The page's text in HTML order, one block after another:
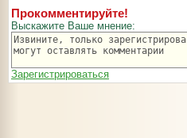
Прокомментируйте!
Выскажите Ваше мнение:
Зарегистрироваться